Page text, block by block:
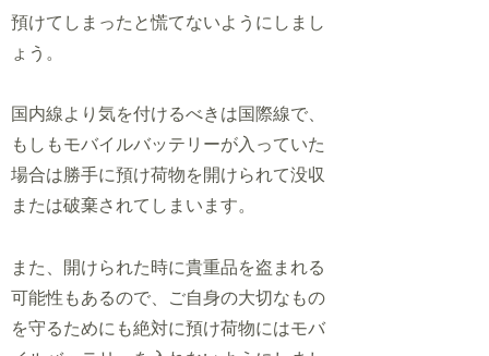
預けてしまったと慌てないようにしまし
ょう。
国内線より気を付けるべきは国際線で、
もしもモバイルバッテリーが入っていた
場合は勝手に預け荷物を開けられて没収
または破棄されてしまいます。
また、開けられた時に貴重品を盗まれる
可能性もあるので、ご自身の大切なもの
を守るためにも絶対に預け荷物にはモバ